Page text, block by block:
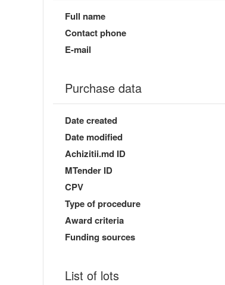
Full name
Contact phone
E-mail
Purchase data
Date created
Date modified
Achizitii.md ID
MTender ID
CPV
Type of procedure
Award criteria
Funding sources
List of lots